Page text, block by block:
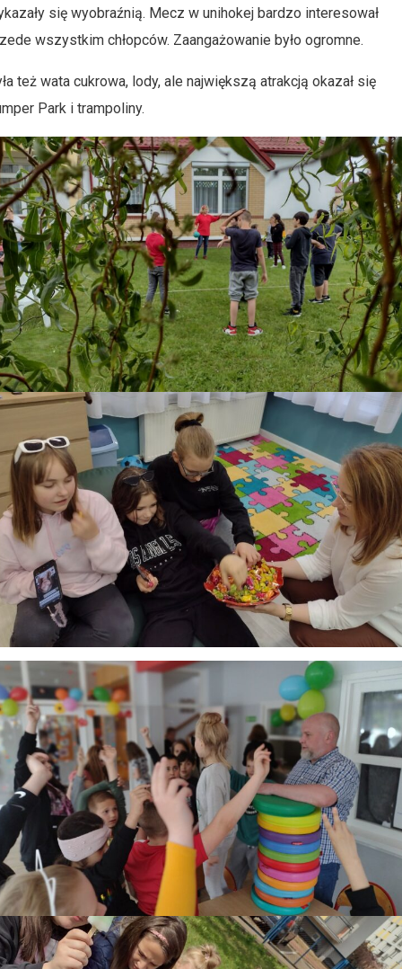
się wyobraźnią. Mecz w unihokej bardzo interesował
wszystkim chłopców. Zaangażowanie było ogromne.
też wata cukrowa, lody, ale największą atrakcją okazał się
Park i trampoliny.